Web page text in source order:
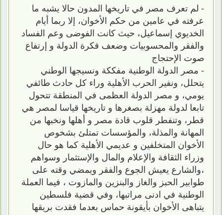
- لم تعرف مصر في تاريخها المدون حالا يشبه ما
عرفته في عامين من حكم الأخوان، إلا ربما أيام
الخديوي إسماعيل، حيث كانت الفوضى وعم الفساد
والفقر والمحسوبيات وضعف فكرة الدولة و إرتفاع
صوت الإحتجاج
- مصر الدولة الوطنية مفككة ونسيجها الوطني
يتحلل، ونفير الحرب الأهلية وراء كل حادث طائفي
يومي، و مصر الدولة العظمى في المنطقة تتحول
تابعا لدولة مهزلة بصغرها و تاريخها قياسا لمصر هي
قطر، وتنفطر قلوب قادة مصر و أهلها ونخبها من
المهانة والمذلة، والمؤسسات تمتلئ بشخوص
الأخوان المتخلفين و عديمي الأهلية كما هو حال
وزراء الثقافة والإعلام والمال والإستثمار وسواهم
،والشارع يعيش الجوع والفقر ويمضي وقته على
طوابير الحبز والغاز والبنزين والمازوت ، فيما العملة
الوطنية في ادنى مراتبها، وفي قضية فلسطين
يتباهى الأخوان بأيقونة حماس بعدما فقدت بريقها